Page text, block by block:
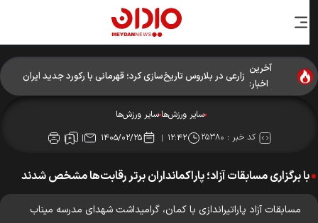
آخرین
اخبار:
زارعی در بلاروس تاریخ‌سازی کرد؛ قهرمانی با رکورد جدید ایران
سایر ورزش‌هاسایر ورزش‌ها
کد خبر : ۲۵۳۸۰ ۱۲:۴۲ ۱۴۰۵/۰۲/۲۵
با برگزاری مسابقات آزاد؛ پاراکمانداران برتر رقابت‌ها مشخص شدند
مسابقات آزاد پاراتیراندازی با کمان، گرامیداشت شهدای مدرسه میناب